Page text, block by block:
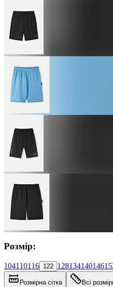
Розмір:
104110116 122 128134140146
Розмірна сітка Всі